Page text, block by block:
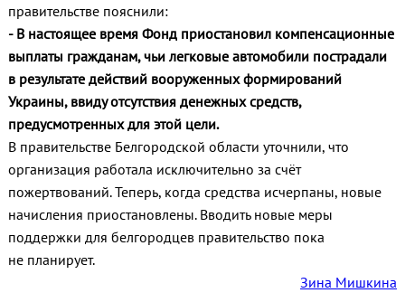
правительстве пояснили:
- В настоящее время Фонд приостановил компенсационные
выплаты гражданам, чьи легковые автомобили пострадали
в результате действий вооруженных формирований
Украины, ввиду отсутствия денежных средств,
предусмотренных для этой цели.
В правительстве Белгородской области уточнили, что
организация работала исключительно за счёт
пожертвований. Теперь, когда средства исчерпаны, новые
начисления приостановлены. Вводить новые меры
поддержки для белгородцев правительство пока
не планирует.
Зина Мишкина